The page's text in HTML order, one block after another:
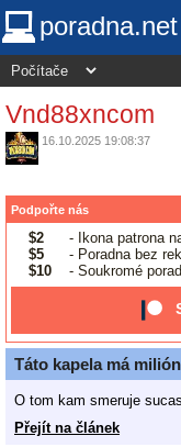
poradna.net
Vnd88xncom
16.10.2025 19:08:37
Podpořte nás
$2
- Ikona patrona
$5
- Poradna bez
$10
- Soukromé
Táto kapela má
O tom kam smeruje
Přejít na článek